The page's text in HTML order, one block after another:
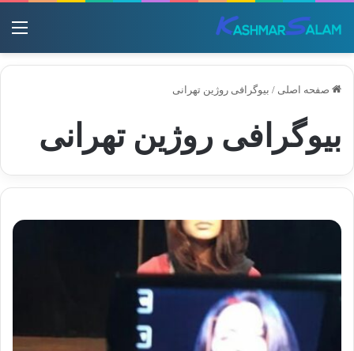
صفحه اصلی / بیوگرافی روژین تهرانی
بیوگرافی روژین تهرانی